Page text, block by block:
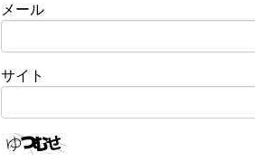
メール
サイト